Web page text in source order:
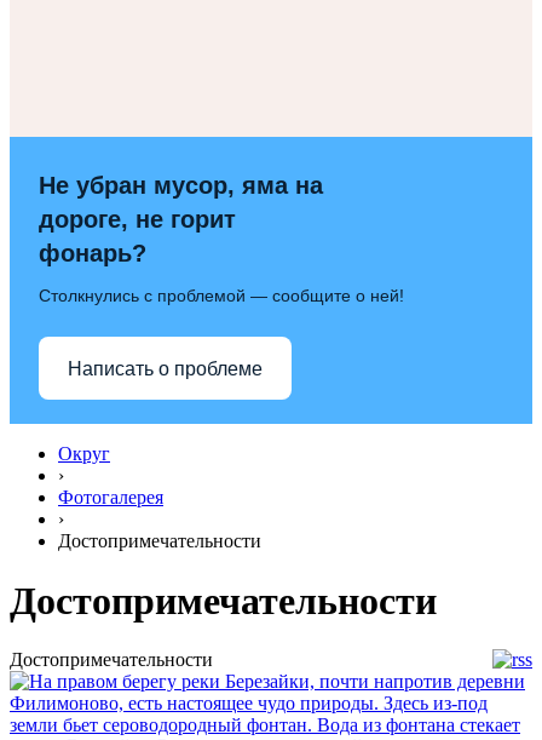
Не убран мусор, яма на
дороге, не горит
фонарь?
Столкнулись с проблемой — сообщите о ней!
Написать о проблеме
Округ
›
Фотогалерея
›
Достопримечательности
Достопримечательности
Достопримечательности